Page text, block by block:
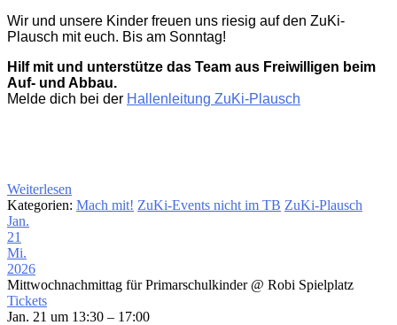
Wir und unsere Kinder freuen uns riesig auf den ZuKi-
Plausch mit euch. Bis am Sonntag!
Hilf mit und unterstütze das Team aus Freiwilligen beim
Auf- und Abbau.
Melde dich bei der Hallenleitung ZuKi-Plausch
Weiterlesen
Kategorien: Mach mit! ZuKi-Events nicht im TB ZuKi-Plausch
Jan.
21
Mi.
2026
Mittwochnachmittag für Primarschulkinder @ Robi Spielplatz
Tickets
Jan. 21 um 13:30 – 17:00